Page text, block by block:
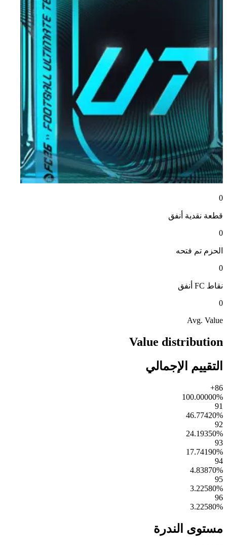
0
قطعة نقدية أنفق
0
الحزم تم فتحه
0
نقاط FC
أنفق
0
Avg. Value
Value distribution
التقييم الإجمالي
86+
100.00000%
91
46.77420%
92
24.19350%
93
17.74190%
94
4.83870%
95
3.22580%
96
3.22580%
مستوى الندرة